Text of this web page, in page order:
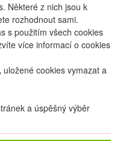
Některé z nich jsou k
rozhodnout sami.
s použitím všech cookies
více informací o cookies
uložené cookies vymazat a
a úspěšný výběr